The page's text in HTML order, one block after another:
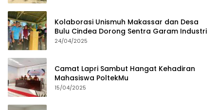
Kolaborasi Unismuh Makassar dan Desa
Bulu Cindea Dorong Sentra Garam Industri
24/04/2025
Camat Lapri Sambut Hangat Kehadiran
Mahasiswa PoltekMu
15/04/2025